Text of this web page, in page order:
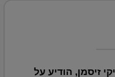
זיסמן, הודיע על